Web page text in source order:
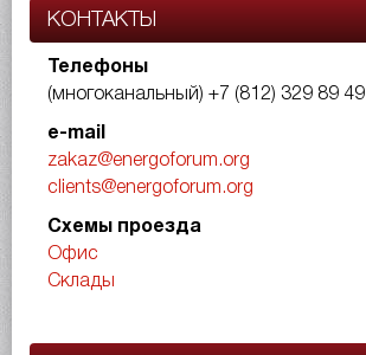
КОНТАКТЫ
Телефоны
(многоканальный) +7 (812) 329 89 49
e-mail
zakaz@energoforum.org
clients@energoforum.org
Схемы проезда
Офис
Склады